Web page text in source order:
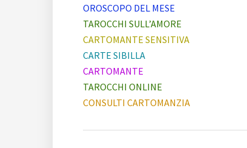
OROSCOPO DEL MESE
TAROCCHI SULL’AMORE
CARTOMANTE SENSITIVA
CARTE SIBILLA
CARTOMANTE
TAROCCHI ONLINE
CONSULTI CARTOMANZIA